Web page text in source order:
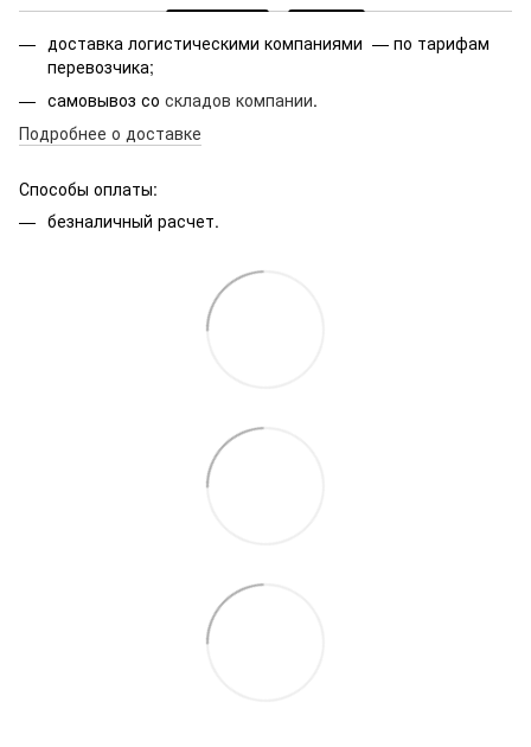
доставка логистическими компаниями — по тарифам
перевозчика;
самовывоз со складов компании.
Подробнее о доставке
Способы оплаты:
безналичный расчет.